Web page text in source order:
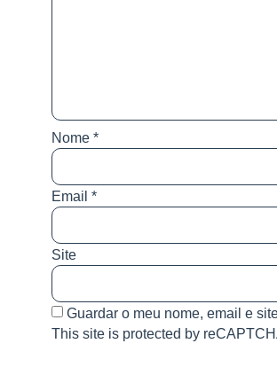
Nome *
Email *
Site
Guardar o meu nome, email e
This site is protected by